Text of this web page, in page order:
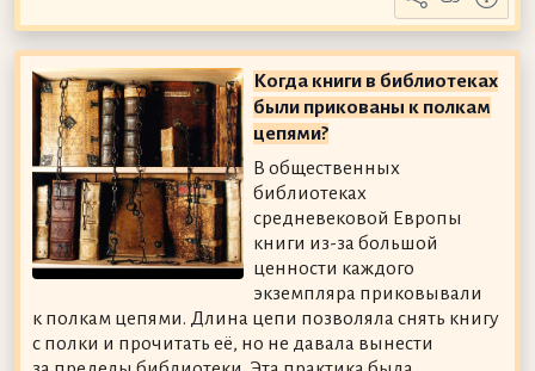
Когда книги в библиотеках
были прикованы к полкам
цепями?
В общественных
библиотеках
средневековой Европы
книги из-за большой
ценности каждого
экземпляра приковывали
к полкам цепями. Длина цепи позволяла снять книгу
с полки и прочитать её, но не давала вынести